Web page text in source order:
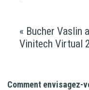
« Bucher Vaslin
Vinitech Virtual
Comment envisagez-